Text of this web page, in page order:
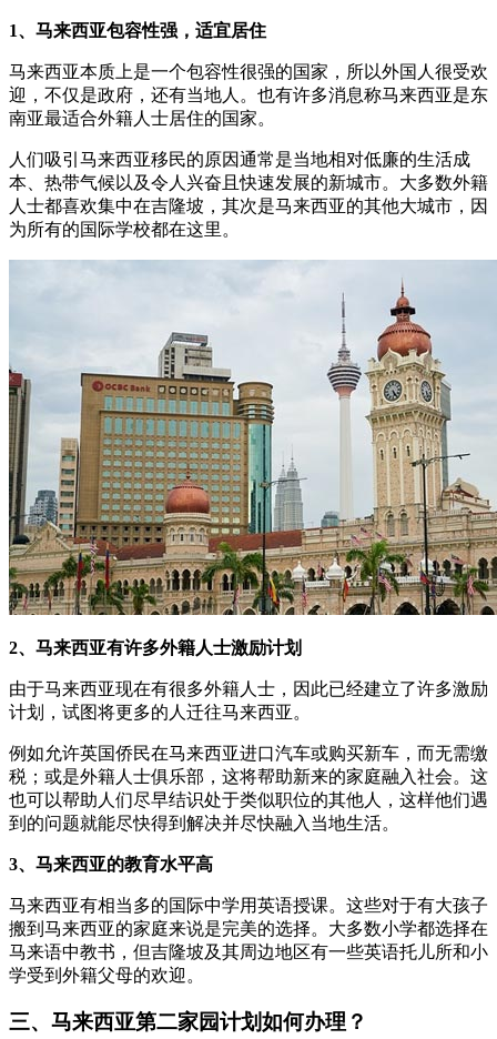
1、马来西亚包容性强，适宜居住
马来西亚本质上是一个包容性很强的国家，所以外国人很受欢
迎，不仅是政府，还有当地人。也有许多消息称马来西亚是东
南亚最适合外籍人士居住的国家。
人们吸引马来西亚移民的原因通常是当地相对低廉的生活成
本、热带气候以及令人兴奋且快速发展的新城市。大多数外籍
人士都喜欢集中在吉隆坡，其次是马来西亚的其他大城市，因
为所有的国际学校都在这里。
2、马来西亚有许多外籍人士激励计划
由于马来西亚现在有很多外籍人士，因此已经建立了许多激励
计划，试图将更多的人迁往马来西亚。
例如允许英国侨民在马来西亚进口汽车或购买新车，而无需缴
税；或是外籍人士俱乐部，这将帮助新来的家庭融入社会。这
也可以帮助人们尽早结识处于类似职位的其他人，这样他们遇
到的问题就能尽快得到解决并尽快融入当地生活。
3、马来西亚的教育水平高
马来西亚有相当多的国际中学用英语授课。这些对于有大孩子
搬到马来西亚的家庭来说是完美的选择。大多数小学都选择在
马来语中教书，但吉隆坡及其周边地区有一些英语托儿所和小
学受到外籍父母的欢迎。
三、马来西亚第二家园计划如何办理？